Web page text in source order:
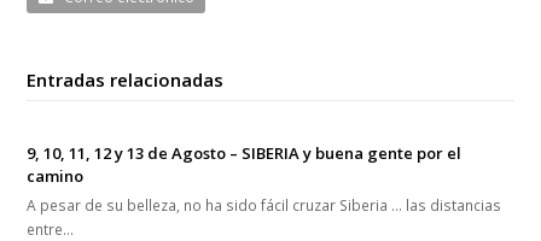
camino
Wilfredo se puso en contacto conmigo cuando tuve problemas con la